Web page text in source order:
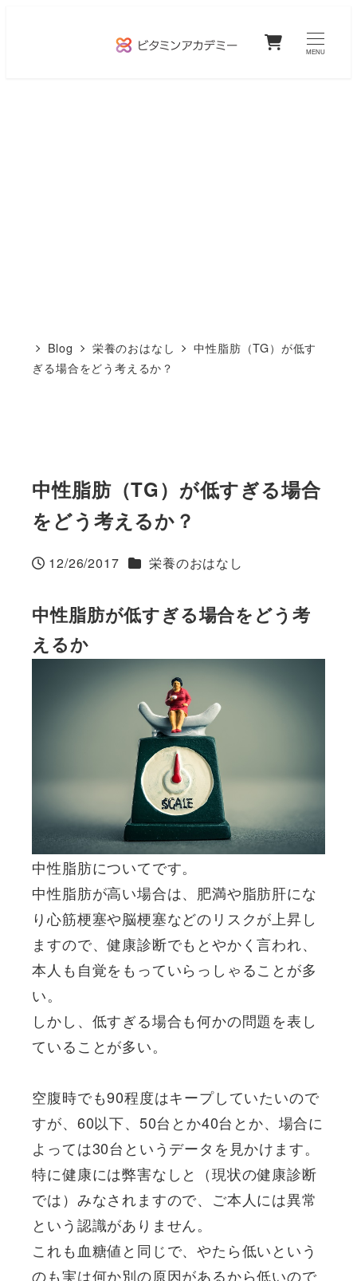
0
MENU
Blog 栄養のおはなし
中性脂肪（TG）が低す
ぎる場合をどう考えるか？
中性脂肪（TG）が低すぎる場合
をどう考えるか？
投稿日
12/26/2017 カテゴリー
栄養のおはなし
中性脂肪が低すぎる場合をどう考
えるか
中性脂肪についてです。
中性脂肪が高い場合は、肥満や脂肪肝にな
り心筋梗塞や脳梗塞などのリスクが上昇し
ますので、健康診断でもとやかく言われ、
本人も自覚をもっていらっしゃることが多
い。
しかし、低すぎる場合も何かの問題を表し
ていることが多い。
空腹時でも90程度はキープしていたいので
すが、60以下、50台とか40台とか、場合に
よっては30台というデータを見かけます。
特に健康には弊害なしと（現状の健康診断
では）みなされますので、ご本人には異常
という認識がありません。
これも血糖値と同じで、やたら低いという
のも実は何か別の原因があるから低いので